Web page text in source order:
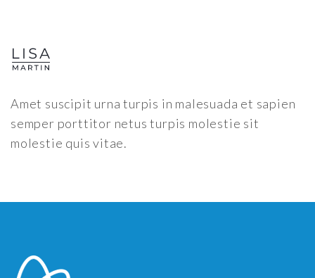
Amet suscipit urna turpis in malesuada et sapien
semper porttitor netus turpis molestie sit
molestie quis vitae.